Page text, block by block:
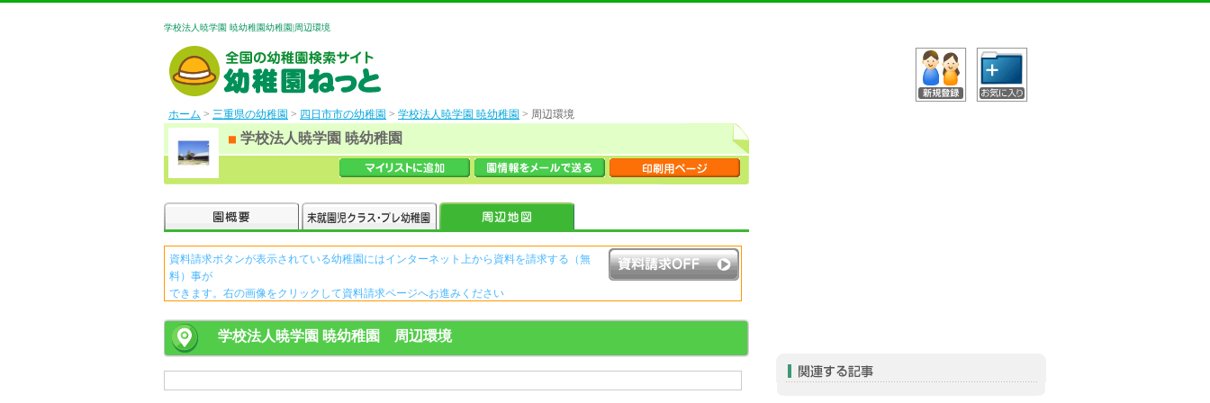
学校法人暁学園 暁幼稚園幼稚園|周辺環境
ホーム > 三重県の幼稚園 > 四日市市の幼稚園 > 学校法人暁学園 暁幼稚園 > 周辺環境
学校法人暁学園 暁幼稚園
資料請求ボタンが表示されている幼稚園にはインターネット上から資料を請求する（無
料）事が
できます。右の画像をクリックして資料請求ページへお進みください
学校法人暁学園 暁幼稚園 周辺環境